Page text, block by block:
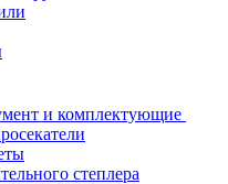
и комплектующие
степлера